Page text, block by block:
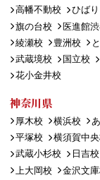
高幡不動校
ひば
旗の台校
医進館
綾瀬校
豊洲校
武蔵境校
国立校
花小金井校
神奈川県
厚木校 横浜校
平塚校
横須賀中
武蔵小杉校
日吉校
上大岡校
金沢文